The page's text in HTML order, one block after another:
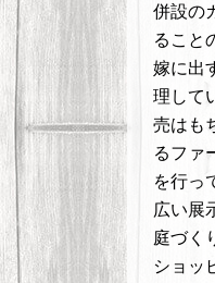
併設の
ること
嫁に出
理して
売はも
るファ
を行っ
広い展
庭づく
ショッ